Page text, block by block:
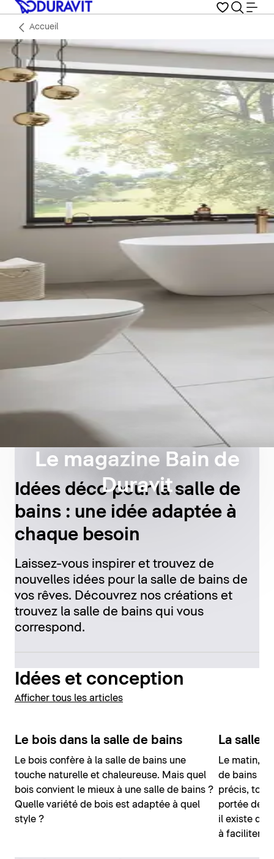
Accueil
Le magazine Bain de
Duravit
Idées déco pour la salle de
bains : une idée adaptée à
chaque besoin
Laissez-vous inspirer et trouvez de
nouvelles idées pour la salle de bains de
vos rêves. Découvrez nos créations et
trouvez la salle de bains qui vous
correspond.
Idées et conception
Afficher tous les articles
Le bois dans la salle de bains
Le bois confère à la salle de bains une
touche naturelle et chaleureuse. Mais quel
bois convient le mieux à une salle de bains ?
Quelle variété de bois est adaptée à quel
style ?
La salle
Le matin,
de bains
précis, tous
portée de
il existe
à faciliter